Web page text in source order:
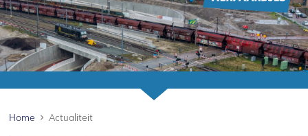
Home Actualiteit